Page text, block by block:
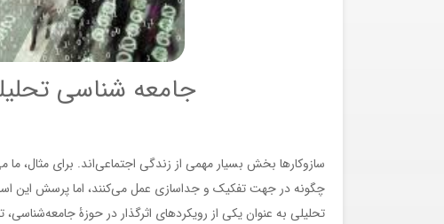
جامعه شناسی
سازوکارها بخش بسیار مهمی از زندگی اجتماعی‌اند. برای مثال، ما
چگونه در جهت تفکیک و جداسازی عمل می‌کنند، اما پرسش این
تحلیلی به عنوان یکی از رویکردهای اثرگذار در حوزۀ